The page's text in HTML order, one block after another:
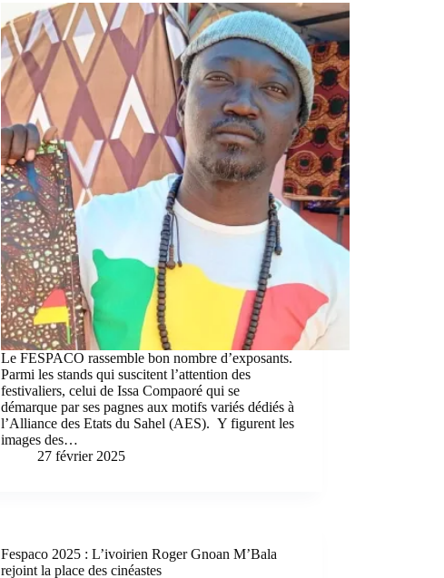
Le FESPACO rassemble bon nombre d’exposants.
Parmi les stands qui suscitent l’attention des
festivaliers, celui de Issa Compaoré qui se
démarque par ses pagnes aux motifs variés dédiés à
l’Alliance des Etats du Sahel (AES). Y figurent les
images des…
27 février 2025
Fespaco 2025 : L’ivoirien Roger Gnoan M’Bala
rejoint la place des cinéastes